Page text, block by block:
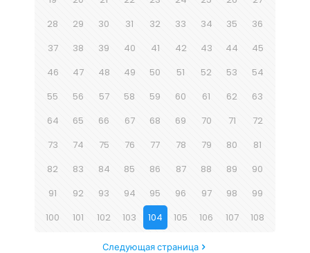
28
29 30 31 32 33 34 35
36
37
38 39 40 41 42 43 44
45
46
47 48 49 50 51 52 53
54
55
56 57 58 59 60 61 62
63
64
65 66 67 68 69 70 71
72
73
74 75 76 77 78 79 80
81
82
83 84 85 86 87 88 89
90
91
92 93 94 95 96 97 98
99
100
101 102 103 104 105 106 107 108
Следующая страница